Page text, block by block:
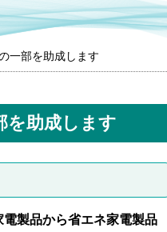
一部を助成します
を助成します
製品から省エネ家電製品